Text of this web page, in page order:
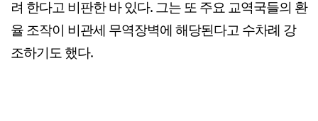
려 한다고 비판한 바 있다. 그는 또 주요 교역국들의 환
율 조작이 비관세 무역장벽에 해당된다고 수차례 강
조하기도 했다.